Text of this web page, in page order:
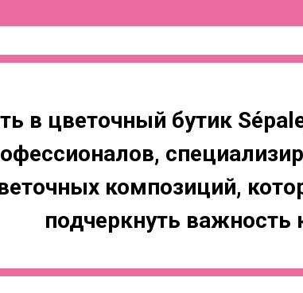
в цветочный бутик
композиций,
подчеркнуть